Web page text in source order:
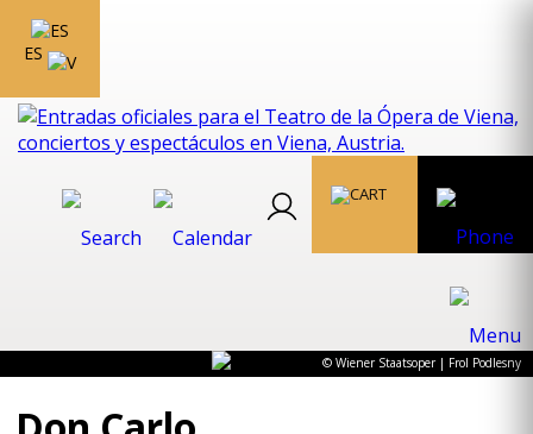
ES
© Wiener Staatsoper | Frol Podlesny